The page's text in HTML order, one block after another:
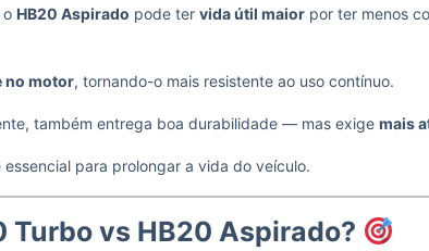
o HB20 Aspirado pode ter vida útil maior por ter menos
no motor, tornando-o mais resistente ao uso contínuo.
também entrega boa durabilidade — mas exige mais
essencial para prolongar a vida do veículo.
Turbo vs HB20 Aspirado?